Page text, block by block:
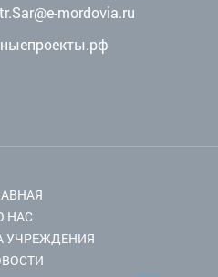
mordovia.ru
НАС
УЧРЕЖДЕНИЯ